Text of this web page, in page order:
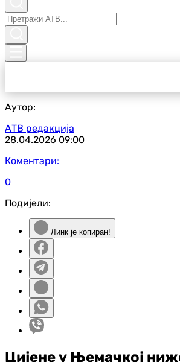
Аутор:
АТВ редакција
28.04.2026 09:00
Коментари:
0
Подијели:
Линк је копиран!
Цијене у Њемачкој